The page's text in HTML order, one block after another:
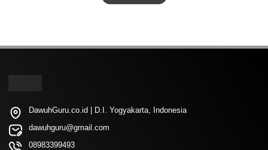
DawuhGuru.co.id | D.I. Yogyakarta, Indonesia
dawuhguru@gmail.com
08983399493